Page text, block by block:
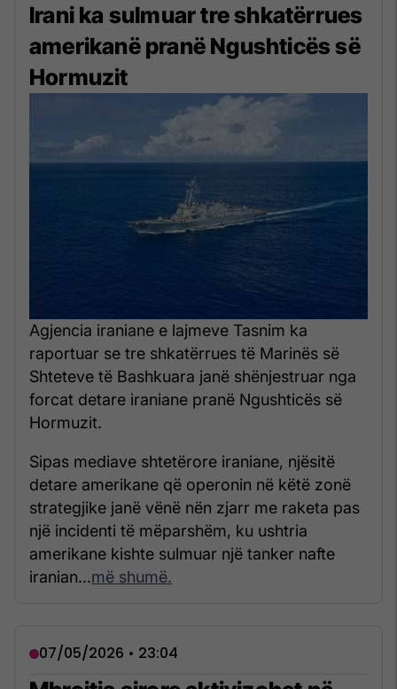
Irani ka sulmuar tre shkatërrues
amerikanë pranë Ngushticës së
Hormuzit
Agjencia iraniane e lajmeve Tasnim ka
raportuar se tre shkatërrues të Marinës së
Shteteve të Bashkuara janë shënjestruar nga
forcat detare iraniane pranë Ngushticës së
Hormuzit.
Sipas mediave shtetërore iraniane, njësitë
detare amerikane që operonin në këtë zonë
strategjike janë vënë nën zjarr me raketa pas
një incidenti të mëparshëm, ku ushtria
amerikane kishte sulmuar një tanker nafte
iranian...më shumë.
07/05/2026 • 23:04